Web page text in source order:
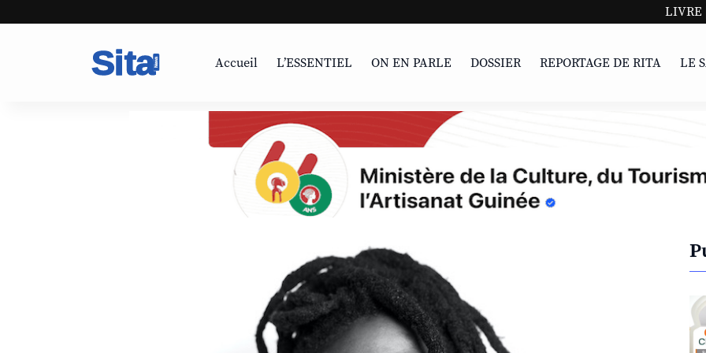
LIVRE |
Accueil L’ESSENTIEL ON EN PARLE DOSSIER REPORTAGE DE RITA LE